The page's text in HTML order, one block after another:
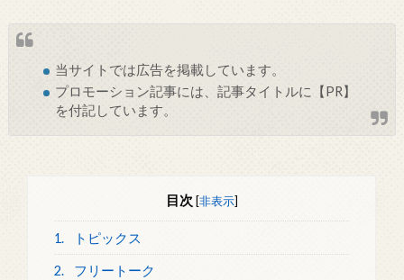
当サイトでは広告を掲載しています。
プロモーション記事には、記事タイトルに【PR】
を付記しています。
目次 [非表示]
1. トピックス
2. フリートーク